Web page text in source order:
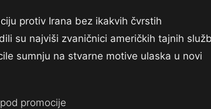
protiv Irana bez ikakvih čvrstih
su najviši zvaničnici američkih tajnih
sumnju na stvarne motive ulaska u novi
promocije